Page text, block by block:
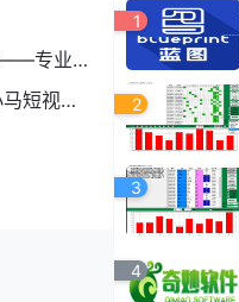
——专业
短视频
1
2
3
4